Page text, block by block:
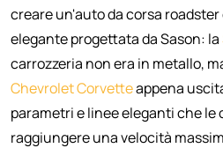
creare un'auto da corsa
elegante progettata da Sason: la
carrozzeria non era in metallo,
Chevrolet Corvetteappena
parametri e linee eleganti che le
raggiungere una velocità